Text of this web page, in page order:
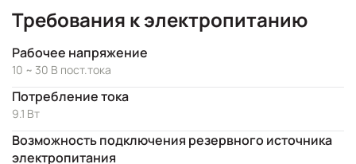
Требования к электропитанию
Рабочее напряжение
10 ~ 30 В пост.тока
Потребление тока
9.1 Вт
Возможность подключения резервного источника
электропитания